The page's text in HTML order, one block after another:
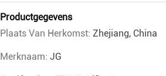
Productgegevens
Plaats Van Herkomst: Zhejiang, China
Merknaam: JG